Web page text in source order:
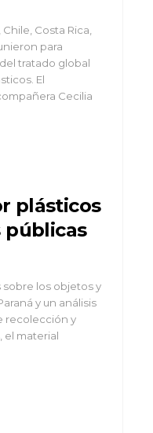
Costa Rica,
para
tratado global
El
Cecilia
plásticos
públicas
sobre los objetos y
y un análisis
recolección y
el material